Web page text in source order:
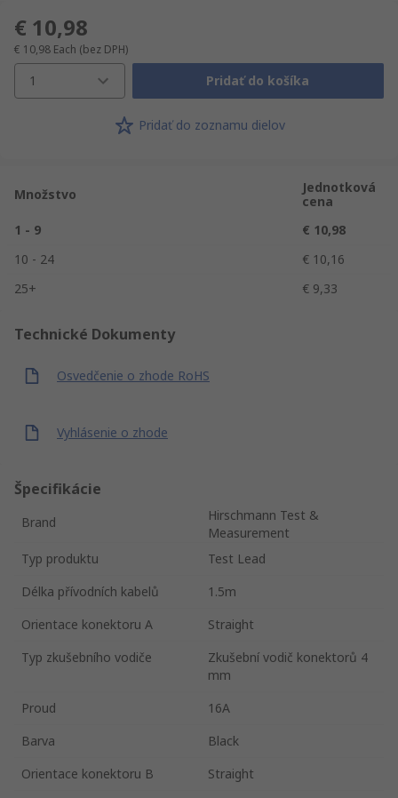
€ 10,98
€ 10,98 Each (bez DPH)
1 Pridať do košíka
Pridať do zoznamu dielov
Množstvo
Jednotková
cena
1 - 9
€ 10,98
10 - 24
€ 10,16
25+
€ 9,33
Technické Dokumenty
Osvedčenie o zhode RoHS
Vyhlásenie o zhode
Špecifikácie
Brand
Hirschmann Test &
Measurement
Typ produktu
Test Lead
Délka přívodních kabelů
1.5m
Orientace konektoru A
Straight
Typ zkušebního vodiče
Zkušební vodič konektorů 4
mm
Proud
16A
Barva
Black
Orientace konektoru B
Straight